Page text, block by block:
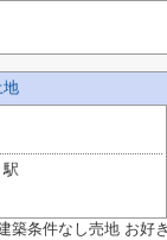
地
駅
条件なし売地 お好